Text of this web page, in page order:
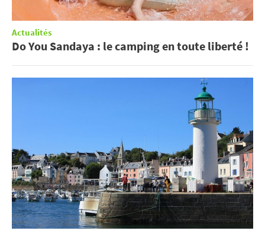
Actualités
Do You Sandaya : le camping en toute liberté !